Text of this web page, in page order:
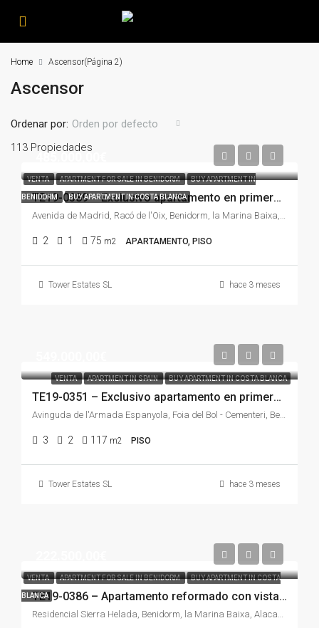
Home Ascensor(Página 2)
Ascensor
113 Propiedades
Ordenar por: Orden por defecto
VENTA APARTMENT FOR SALE IN BENIDORM BUY APARTMENT IN
BENIDORM BUY APARTMENT IN COSTA BLANCA
485.000,00€
TE19-0389 – Exclusivo apartamento en primera línea de Playa de Levante con vistas panorámicas al mar, licencia turística y garaje en Benidorm
Avenida de Madrid, Racó de l'Oix, Benidorm, la Marina Baixa, Alacant / Alicante, Comunitat Valenciana, 03503, España
2 1 75 m2 APARTAMENTO, PISO
Tower Estates SL hace 3 meses
VENTA APARTMENT IN SPAIN BUY APARTMENT IN COSTA BLANCA
TE19-0351 – Exclusivo apartamento en primera línea de Playa de Poniente con vistas panorámicas al mar
Avinguda de l'Armada Espanyola, Foia del Bol - Cementeri, Benidorm, la Marina Baixa, Alacant / Alicante, Comunitat Valenciana, 03501, España
3 2 117 m2 PISO
Tower Estates SL hace 3 meses
VENTA APARTMENT FOR SALE IN BENIDORM BUY APARTMENT IN COSTA
BLANCA TE19-0386 – Apartamento reformado con vistas despejadas, piscina y garaje en Sierra Helada, Benidorm
Residencial Sierra Helada, Benidorm, la Marina Baixa, Alacant / Alicante, Comunitat Valenciana, España